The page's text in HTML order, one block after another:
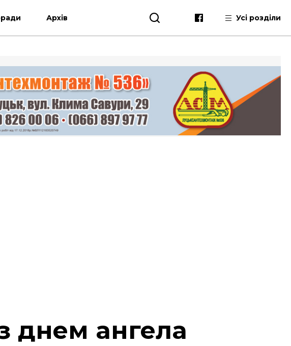
Архів Усі розділи
днем ангела